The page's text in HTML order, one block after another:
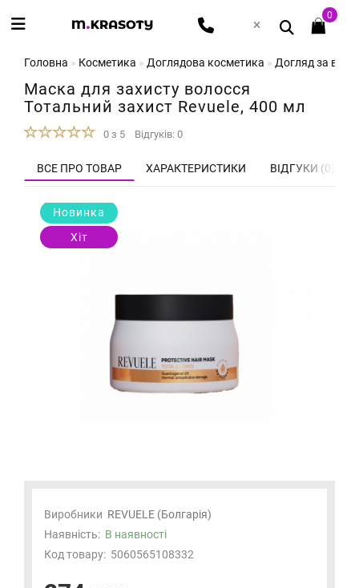
0
Головна Косметика Доглядова косметика Догляд за
Маска для захисту волосся
Тотальний захист Revuele, 400 мл
0 з 5 Відгуків: 0
ВСЕ ПРО ТОВАР ХАРАКТЕРИСТИКИ ВІДГУКИ (0)
Новинка
Хіт
Виробники REVUELE (Болгарія)
Наявність: В наявності
Код товару: 5060565108332